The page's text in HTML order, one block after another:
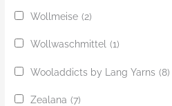
Wollmeise (2)
Wollwaschmittel (1)
Wooladdicts by Lang Yarns (8)
Zealana (7)